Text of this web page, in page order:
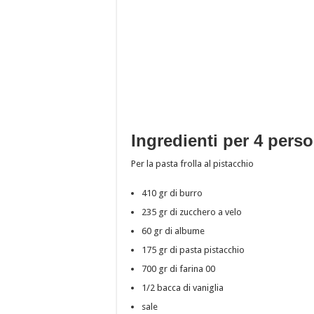
Ingredienti per 4
Per la pasta frolla al pistacchio
410 gr di burro
235 gr di zucchero a velo
60 gr di albume
175 gr di pasta pistacchio
700 gr di farina 00
1/2 bacca di vaniglia
sale